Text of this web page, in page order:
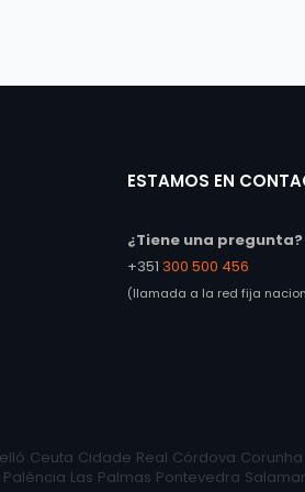
ESTAMOS EN
¿Tiene una pregunta?
+351 300 500 456
(llamada a la red fija
Ceuta Cidade Real Córdova
Las Palmas Pontevedra